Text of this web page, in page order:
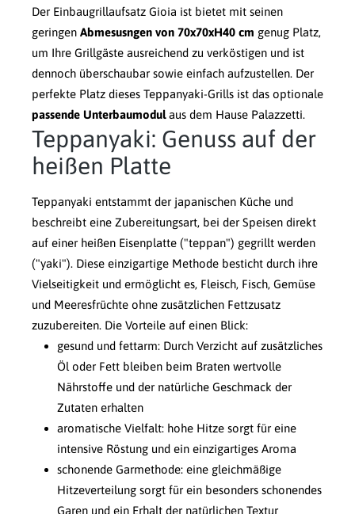
Der Einbaugrillaufsatz Gioia ist bietet mit seinen
geringen Abmesusngen von 70x70xH40 cm genug Platz,
um Ihre Grillgäste ausreichend zu verköstigen und ist
dennoch überschaubar sowie einfach aufzustellen. Der
perfekte Platz dieses Teppanyaki-Grills ist das optionale
passende Unterbaumodulaus dem Hause Palazzetti.
Teppanyaki: Genuss auf der
heißen Platte
Teppanyaki entstammt der japanischen Küche und
beschreibt eine Zubereitungsart, bei der Speisen direkt
auf einer heißen Eisenplatte ("teppan") gegrillt werden
("yaki"). Diese einzigartige Methode besticht durch ihre
Vielseitigkeit und ermöglicht es, Fleisch, Fisch, Gemüse
und Meeresfrüchte ohne zusätzlichen Fettzusatz
zuzubereiten. Die Vorteile auf einen Blick:
gesund und fettarm: Durch Verzicht auf zusätzliches
Öl oder Fett bleiben beim Braten wertvolle
Nährstoffe und der natürliche Geschmack der
Zutaten erhalten
aromatische Vielfalt: hohe Hitze sorgt für eine
intensive Röstung und ein einzigartiges Aroma
schonende Garmethode: eine gleichmäßige
Hitzeverteilung sorgt für ein besonders schonendes
Garen und ein Erhalt der natürlichen Textur